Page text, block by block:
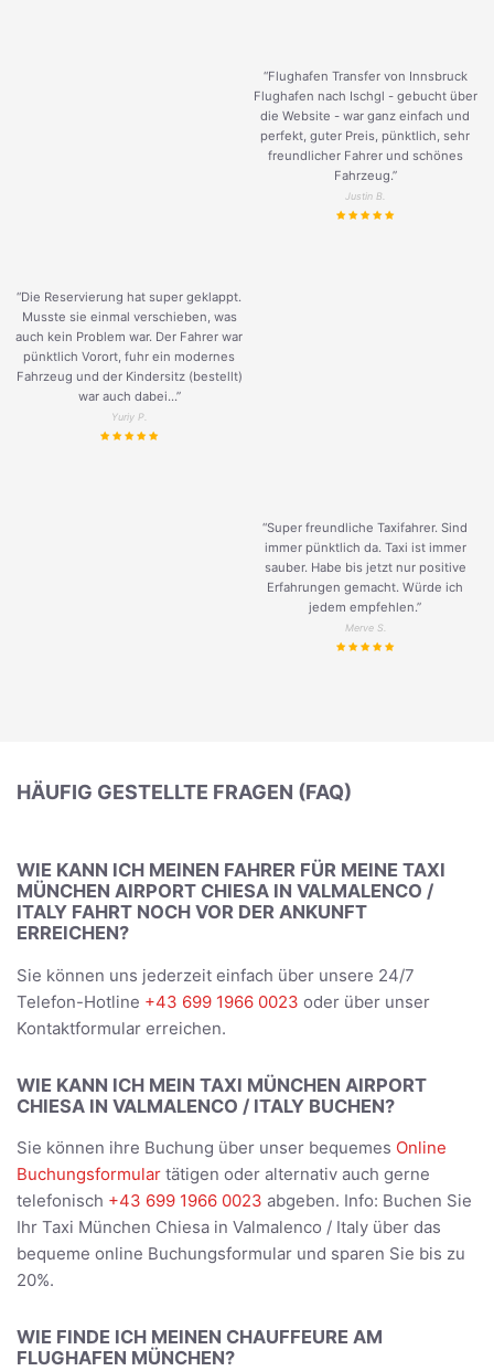
“Flughafen Transfer von Innsbruck
Flughafen nach Ischgl - gebucht über
die Website - war ganz einfach und
perfekt, guter Preis, pünktlich, sehr
freundlicher Fahrer und schönes
Fahrzeug.”
Justin B.
“Die Reservierung hat super geklappt.
Musste sie einmal verschieben, was
auch kein Problem war. Der Fahrer war
pünktlich Vorort, fuhr ein modernes
Fahrzeug und der Kindersitz (bestellt)
war auch dabei...”
Yuriy P.
“Super freundliche Taxifahrer. Sind
immer pünktlich da. Taxi ist immer
sauber. Habe bis jetzt nur positive
Erfahrungen gemacht. Würde ich
jedem empfehlen.”
Merve S.
HÄUFIG GESTELLTE FRAGEN (FAQ)
WIE KANN ICH MEINEN FAHRER FÜR MEINE TAXI
MÜNCHEN AIRPORT CHIESA IN VALMALENCO /
ITALY FAHRT NOCH VOR DER ANKUNFT
ERREICHEN?
Sie können uns jederzeit einfach über unsere 24/7
Telefon-Hotline +43 699 1966 0023 oder über unser
Kontaktformular erreichen.
WIE KANN ICH MEIN TAXI MÜNCHEN AIRPORT
CHIESA IN VALMALENCO / ITALY BUCHEN?
Sie können ihre Buchung über unser bequemes Online
Buchungsformular tätigen oder alternativ auch gerne
telefonisch +43 699 1966 0023 abgeben. Info: Buchen Sie
Ihr Taxi München Chiesa in Valmalenco / Italy über das
bequeme online Buchungsformular und sparen Sie bis zu
20%.
WIE FINDE ICH MEINEN CHAUFFEURE AM
FLUGHAFEN MÜNCHEN?